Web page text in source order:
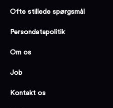
Ofte stillede spørgsmål
Persondatapolitik
Om os
Job
Kontakt os